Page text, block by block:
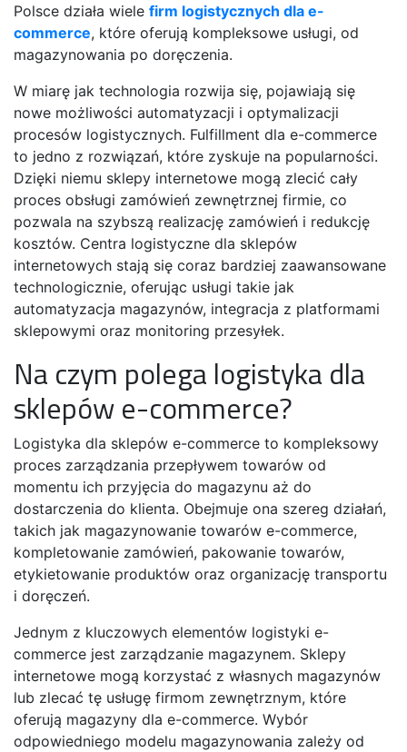
Polsce działa wiele firm logistycznych dla e-
commerce, które oferują kompleksowe usługi, od
magazynowania po doręczenia.
W miarę jak technologia rozwija się, pojawiają się
nowe możliwości automatyzacji i optymalizacji
procesów logistycznych. Fulfillment dla e-commerce
to jedno z rozwiązań, które zyskuje na popularności.
Dzięki niemu sklepy internetowe mogą zlecić cały
proces obsługi zamówień zewnętrznej firmie, co
pozwala na szybszą realizację zamówień i redukcję
kosztów. Centra logistyczne dla sklepów
internetowych stają się coraz bardziej zaawansowane
technologicznie, oferując usługi takie jak
automatyzacja magazynów, integracja z platformami
sklepowymi oraz monitoring przesyłek.
Na czym polega logistyka dla
sklepów e-commerce?
Logistyka dla sklepów e-commerce to kompleksowy
proces zarządzania przepływem towarów od
momentu ich przyjęcia do magazynu aż do
dostarczenia do klienta. Obejmuje ona szereg działań,
takich jak magazynowanie towarów e-commerce,
kompletowanie zamówień, pakowanie towarów,
etykietowanie produktów oraz organizację transportu
i doręczeń.
Jednym z kluczowych elementów logistyki e-
commerce jest zarządzanie magazynem. Sklepy
internetowe mogą korzystać z własnych magazynów
lub zlecać tę usługę firmom zewnętrznym, które
oferują magazyny dla e-commerce. Wybór
odpowiedniego modelu magazynowania zależy od